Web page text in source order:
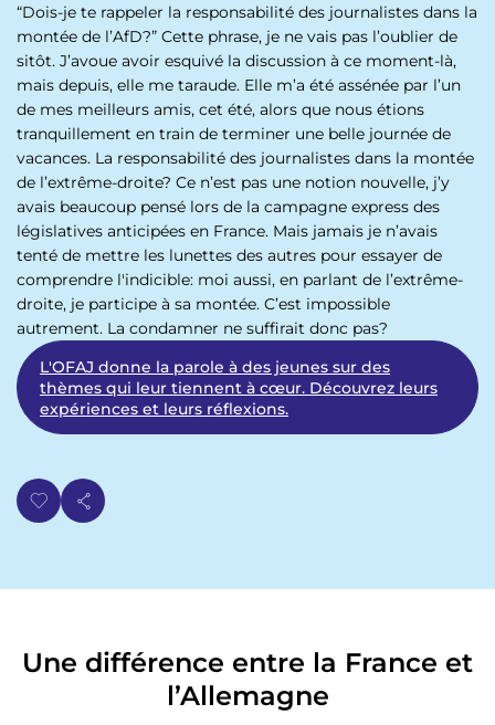
“Dois-je te rappeler la responsabilité des journalistes dans la
montée de l’AfD?” Cette phrase, je ne vais pas l’oublier de
sitôt. J’avoue avoir esquivé la discussion à ce moment-là,
mais depuis, elle me taraude. Elle m’a été assénée par l’un
de mes meilleurs amis, cet été, alors que nous étions
tranquillement en train de terminer une belle journée de
vacances. La responsabilité des journalistes dans la montée
de l’extrême-droite? Ce n’est pas une notion nouvelle, j’y
avais beaucoup pensé lors de la campagne express des
législatives anticipées en France. Mais jamais je n’avais
tenté de mettre les lunettes des autres pour essayer de
comprendre l'indicible: moi aussi, en parlant de l’extrême-
droite, je participe à sa montée. C’est impossible
autrement. La condamner ne suffirait donc pas?
L'OFAJ donne la parole à des jeunes sur des
thèmes qui leur tiennent à cœur. Découvrez leurs
expériences et leurs réflexions.
Une différence entre la France et
l’Allemagne